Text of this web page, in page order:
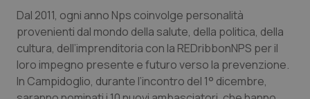
Lombardia
Marche
Dolore
Donna & Salute
Dal 2011, ogni anno Nps coinvolge personalità
provenienti dal mondo della salute, della politica, della
cultura, dell’imprenditoria con la REDribbonNPS per il
loro impegno presente e futuro verso la prevenzione.
In Campidoglio, durante l’incontro del 1° dicembre,